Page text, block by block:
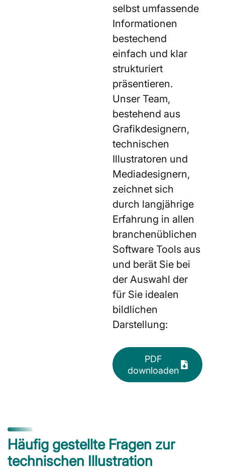
selbst umfassende
Informationen
bestechend
einfach und klar
strukturiert
präsentieren.
Unser Team,
bestehend aus
Grafikdesignern,
technischen
Illustratoren und
Mediadesignern,
zeichnet sich
durch langjährige
Erfahrung in allen
branchenüblichen
Software Tools aus
und berät Sie bei
der Auswahl der
für Sie idealen
bildlichen
Darstellung:
PDF
downloaden
Häufig gestellte Fragen zur
technischen Illustration